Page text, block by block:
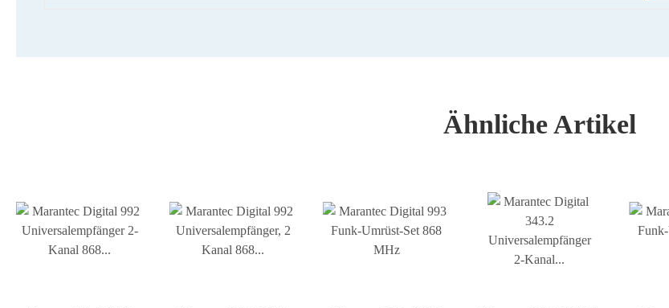
Ähnliche Artikel